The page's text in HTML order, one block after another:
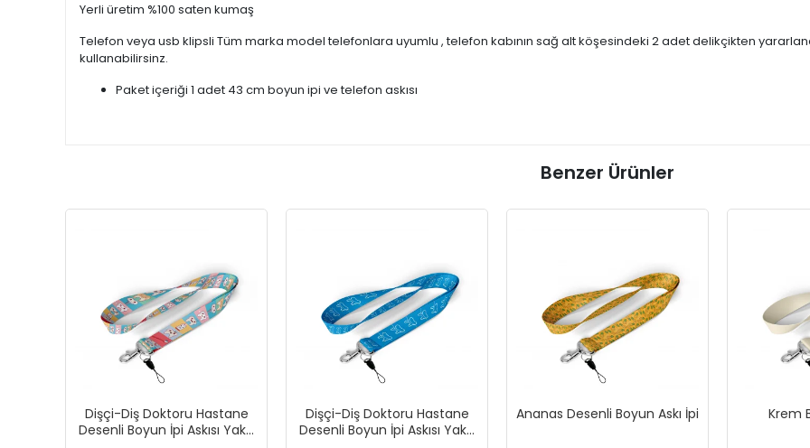
Yerli üretim %100 saten kumaş
Telefon veya usb klipsli Tüm marka model telefonlara uyumlu , telefon kabının sağ alt köşesindeki 2 adet delikçikten
kullanabilirsinz.
Paket içeriği 1 adet 43 cm boyun ipi ve telefon askısı
Benzer Ürünler
Dişçi-Diş Doktoru Hastane
Desenli Boyun İpi Askısı Yaka
Dişçi-Diş Doktoru Hastane
Desenli Boyun İpi Askısı Yaka
Ananas Desenli Boyun Askı İpi Krem